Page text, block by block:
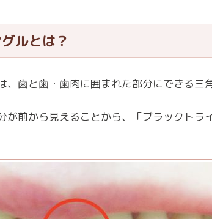
ルとは？
、歯と歯・歯肉に囲まれた部分にできる三
が前から見えることから、「ブラックトラ